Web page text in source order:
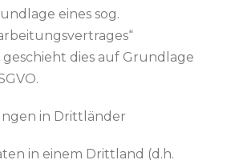
eines sog.
dies auf Grundlage
in Drittländer
in einem Drittland (d.h.